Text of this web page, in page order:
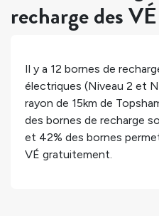
recharge des VÉ
Il y a 12 bornes de
électriques (Niveau 2 et
rayon de 15km de
des bornes de recharge
et 42% des bornes
VÉ gratuitement.